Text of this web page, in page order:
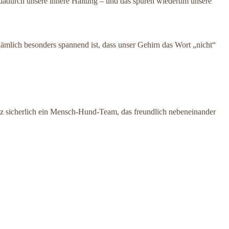
besonders spannend ist, dass unser Gehirn das Wort „nicht“
sicherlich ein Mensch-Hund-Team, das freundlich nebeneinander